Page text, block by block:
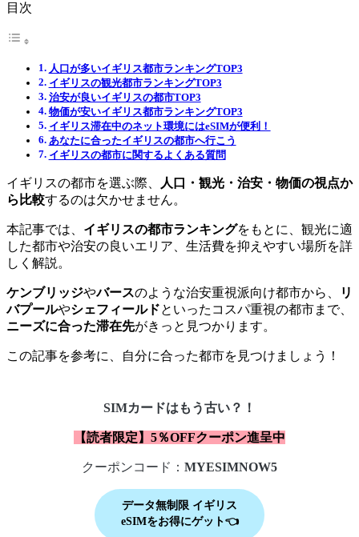
目次
人口が多いイギリス都市ランキングTOP3
イギリスの観光都市ランキングTOP3
治安が良いイギリスの都市TOP3
物価が安いイギリス都市ランキングTOP3
イギリス滞在中のネット環境にはeSIMが便利！
あなたに合ったイギリスの都市へ行こう
イギリスの都市に関するよくある質問
イギリスの都市を選ぶ際、
人口・観光・治安・物価の視点か
ら比較するのは欠かせません。
本記事では、 イギリスの都市ランキングをもとに、観光に適
した都市や治安の良いエリア、生活費を抑えやすい場所を詳
しく解説。
ケンブリッジやバースのような治安重視派向け都市から、
リ
バプールやシェフィールドといったコスパ重視の都市まで、
ニーズに合った滞在先がきっと見つかります。
この記事を参考に、自分に合った都市を見つけましょう！
SIMカードはもう古い？！
【読者限定】5％OFFクーポン進呈中
クーポンコード： MYESIMNOW5
データ無制限 イギリス
eSIMをお得にゲット👈